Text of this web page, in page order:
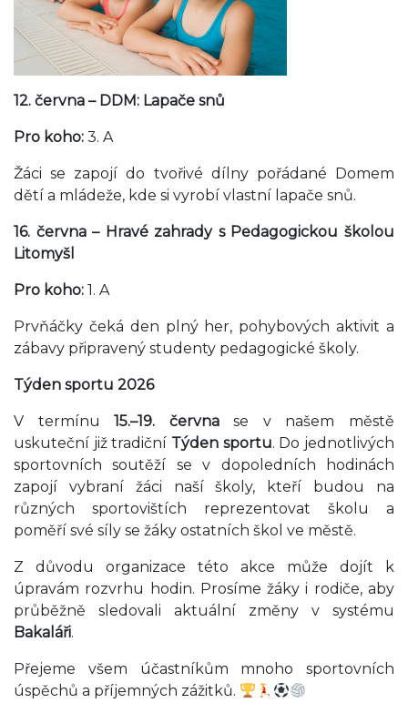
12. června – DDM: Lapače snů
Pro koho: 3. A
Žáci se zapojí do tvořivé dílny pořádané Domem
dětí a mládeže, kde si vyrobí vlastní lapače snů.
16. června – Hravé zahrady s Pedagogickou školou
Litomyšl
Pro koho: 1. A
Prvňáčky čeká den plný her, pohybových aktivit a
zábavy připravený studenty pedagogické školy.
Týden sportu 2026
V termínu15.–19. červnase v našem městě
uskuteční již tradiční Týden sportu. Do jednotlivých
sportovních soutěží se v dopoledních hodinách
zapojí vybraní žáci naší školy, kteří budou na
různých sportovištích reprezentovat školu a
poměří své síly se žáky ostatních škol ve městě.
Z důvodu organizace této akce může dojít k
úpravám rozvrhu hodin. Prosíme žáky i rodiče, aby
průběžně sledovali aktuální změny v systému
Bakaláři.
Přejeme všem účastníkům mnoho sportovních
úspěchů a příjemných zážitků.